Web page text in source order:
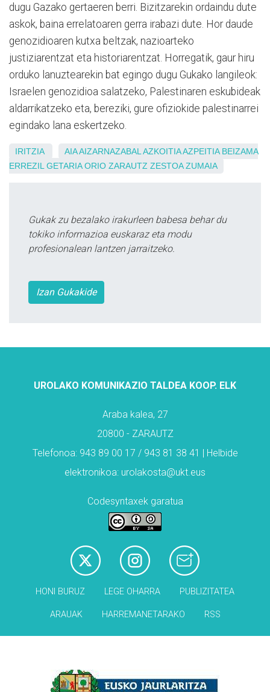
dugu Gazako gertaeren berri. Bizitzarekin ordaindu dute
askok, baina errelatoaren gerra irabazi dute. Hor daude
genozidioaren kutxa beltzak, nazioarteko
justiziarentzat eta historiarentzat. Horregatik, gaur hiru
orduko lanuztearekin bat egingo dugu Gukako langileok:
Israelen genozidioa salatzeko, Palestinaren eskubideak
aldarrikatzeko eta, bereziki, gure ofiziokide palestinarrei
egindako lana eskertzeko.
IRITZIA AIAAIZARNAZABALAZKOITIAAZPEITIA BEIZAMA
ERREZIL GETARIA ORIO ZARAUTZ ZESTOA ZUMAIA
Gukak zu bezalako irakurleen babesa behar du
tokiko informazioa euskaraz eta modu
profesionalean lantzen jarraitzeko.
Izan Gukakide
UROLAKO KOMUNIKAZIO TALDEA KOOP. ELK
Araba kalea, 27
20800 - ZARAUTZ
Telefonoa: 943 89 00 17 / 943 81 38 41 | Helbide
elektronikoa: urolakosta@ukt.eus
Codesyntaxek garatua
HONI BURUZ LEGE OHARRA PUBLIZITATEA
ARAUAK HARREMANETARAKO RSS